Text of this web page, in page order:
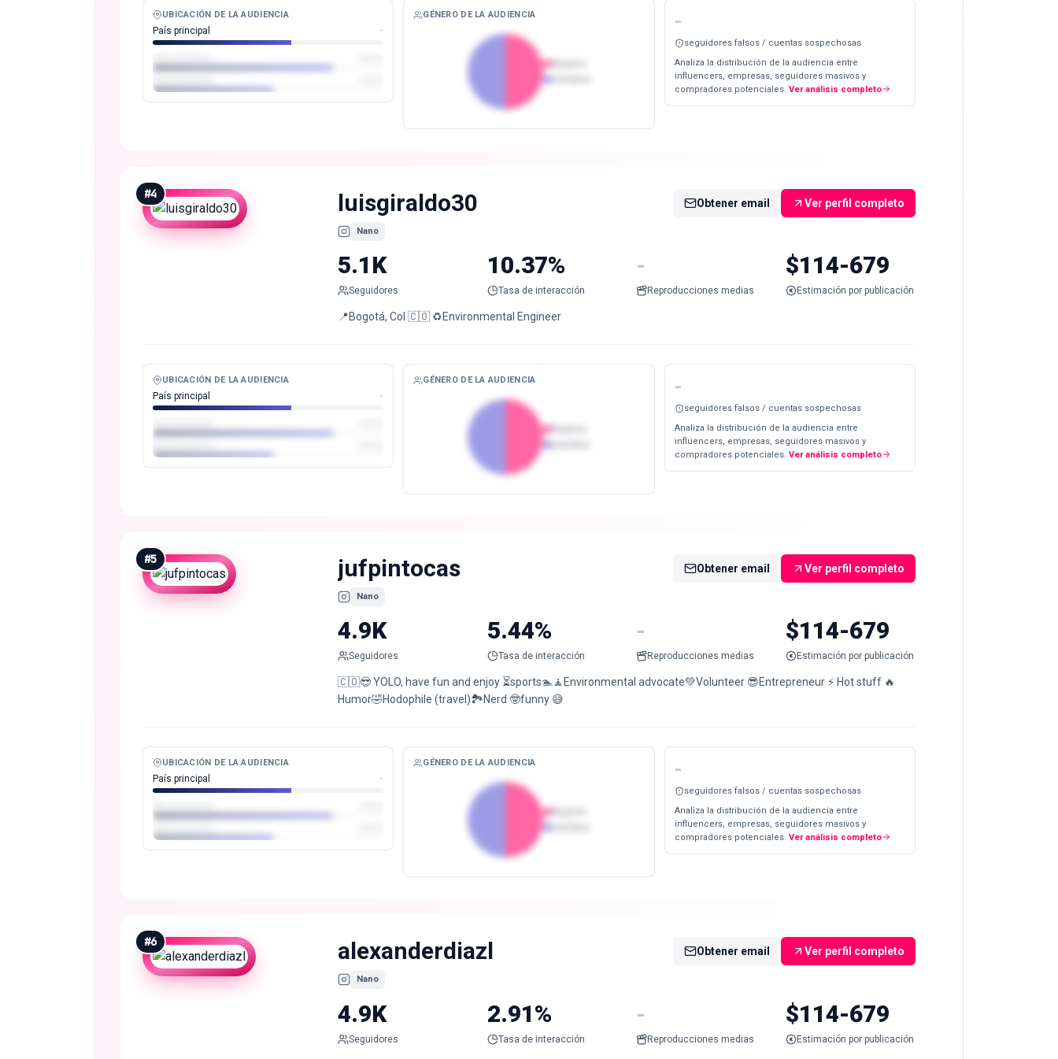
UBICACIÓN DE LA AUDIENCIA
País principal -
GÉNERO DE LA AUDIENCIA
Mujeres
-
seguidores falsos / cuentas sospechosas
Analiza la distribución de la audiencia entre
influencers, empresas, seguidores masivos y
compradores potenciales. Ver análisis completo
#4 luisgiraldo30
Nano
Obtener email Ver perfil completo
5.1K
Seguidores
10.37%
Tasa de interacción
-
Reproducciones medias
$114-679
Estimación por publicación
📍Bogotá, Col 🇨🇴 ♻️Environmental Engineer
UBICACIÓN DE LA AUDIENCIA
País principal -
GÉNERO DE LA AUDIENCIA
Mujeres
-
seguidores falsos / cuentas sospechosas
Analiza la distribución de la audiencia entre
influencers, empresas, seguidores masivos y
compradores potenciales. Ver análisis completo
#5 jufpintocas
Nano
Obtener email Ver perfil completo
4.9K
Seguidores
5.44%
Tasa de interacción
-
Reproducciones medias
$114-679
Estimación por publicación
🇨🇴😎 YOLO, have fun and enjoy ⏳sports🏊🧘Environmental advocate💚Volunteer 😎Entrepreneur ⚡ Hot stuff 🔥
Humor🤣Hodophile (travel)🏞️Nerd 🤓funny 😅
UBICACIÓN DE LA AUDIENCIA
País principal -
GÉNERO DE LA AUDIENCIA -
seguidores falsos / cuentas sospechosas
Analiza la distribución de la audiencia entre
influencers, empresas, seguidores masivos y
compradores potenciales. Ver análisis completo
#6 alexanderdiazl
Nano
Obtener email Ver perfil completo
4.9K
Seguidores
2.91%
Tasa de interacción
-
Reproducciones medias
$114-679
Estimación por publicación